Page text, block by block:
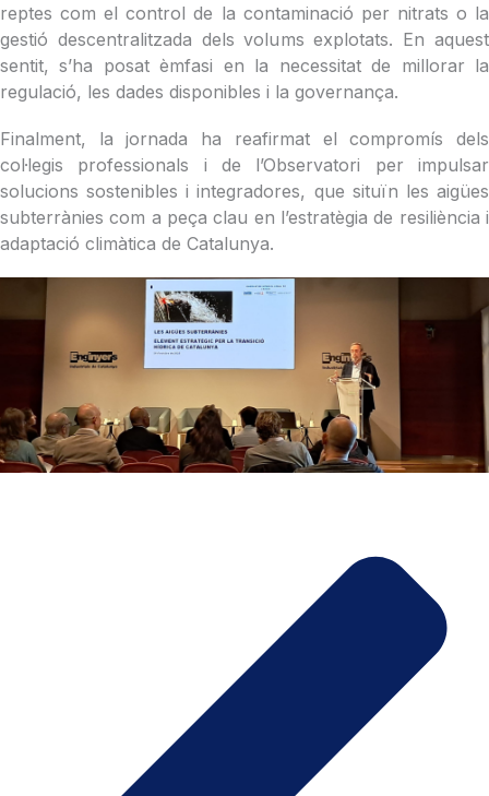
reptes com el control de la contaminació per nitrats o la
gestió descentralitzada dels volums explotats. En aquest
sentit, s’ha posat èmfasi en la necessitat de millorar la
regulació, les dades disponibles i la governança.
Finalment, la jornada ha reafirmat el compromís dels
col·legis professionals i de l’Observatori per impulsar
solucions sostenibles i integradores, que situïn les aigües
subterrànies com a peça clau en l’estratègia de resiliència i
adaptació climàtica de Catalunya.